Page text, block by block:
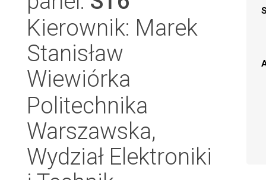
Kierownik: Marek
Stanisław
Wiewiórka
Politechnika
Warszawska,
Wydział Elektroniki